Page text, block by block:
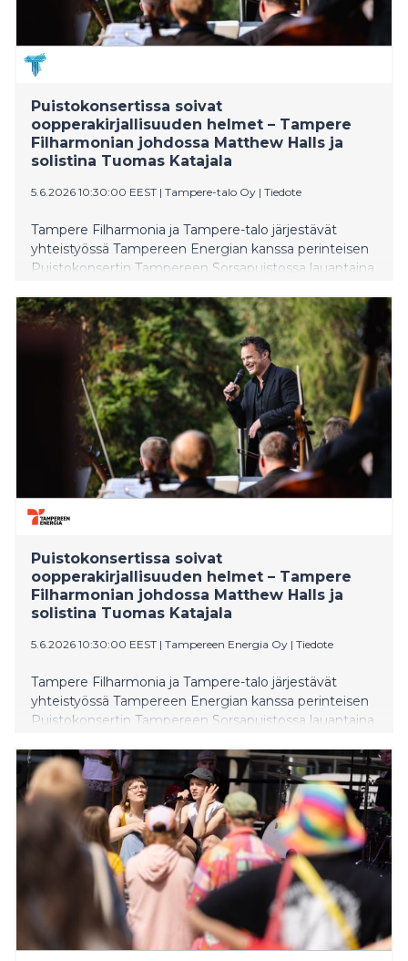
Puistokonsertissa soivat
oopperakirjallisuuden helmet – Tampere
Filharmonian johdossa Matthew Halls ja
solistina Tuomas Katajala
5.6.2026 10:30:00 EEST | Tampere-talo Oy | Tiedote
Tampere Filharmonia ja Tampere-talo järjestävät
yhteistyössä Tampereen Energian kanssa perinteisen
Puistokonsertin Tampereen Sorsapuistossa lauantaina
orkesterin ylikapellimestari Matthew Halls, ja solistina
laulaa tenori Tuomas Katajala. Puistokonsertti alkaa klo
18, ja DJ Juissi virittää puistotunnelman jo klo 15
alkaen. Tapahtumaan on vapaa pääsy.
Puistokonsertissa soivat
oopperakirjallisuuden helmet – Tampere
Filharmonian johdossa Matthew Halls ja
solistina Tuomas Katajala
5.6.2026 10:30:00 EEST | Tampereen Energia Oy | Tiedote
Tampere Filharmonia ja Tampere-talo järjestävät
yhteistyössä Tampereen Energian kanssa perinteisen
Puistokonsertin Tampereen Sorsapuistossa lauantaina
orkesterin ylikapellimestari Matthew Halls, ja solistina
laulaa tenori Tuomas Katajala. Puistokonsertti alkaa klo
18, ja DJ Juissi virittää puistotunnelman jo klo 15
alkaen. Tapahtumaan on vapaa pääsy.